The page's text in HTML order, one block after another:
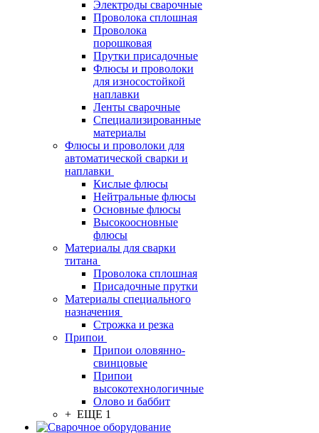
Электроды сварочные
Проволока сплошная
Проволока
порошковая
Прутки присадочные
Флюсы и проволоки
для износостойкой
наплавки
Ленты сварочные
Специализированные
материалы
Флюсы и проволоки для
автоматической сварки и
наплавки
Кислые флюсы
Нейтральные флюсы
Основные флюсы
Высокоосновные
флюсы
Материалы для сварки
титана
Проволока сплошная
Присадочные прутки
Материалы специального
назначения
Строжка и резка
Припои
Припои оловянно-
свинцовые
Припои
высокотехнологичные
Олово и баббит
+ ЕЩЕ 1